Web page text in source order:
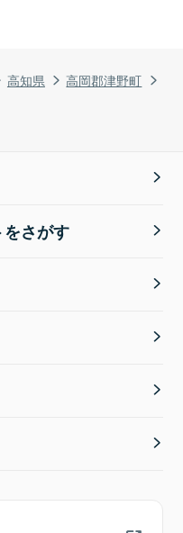
高知県
高岡郡津野町
さがす